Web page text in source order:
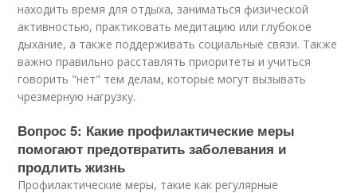
находить время для отдыха, заниматься физической
активностью, практиковать медитацию или глубокое
дыхание, а также поддерживать социальные связи. Также
важно правильно расставлять приоритеты и учиться
говорить "нет" тем делам, которые могут вызывать
чрезмерную нагрузку.
Вопрос 5: Какие профилактические меры
помогают предотвратить заболевания и
продлить жизнь
Профилактические меры, такие как регулярные